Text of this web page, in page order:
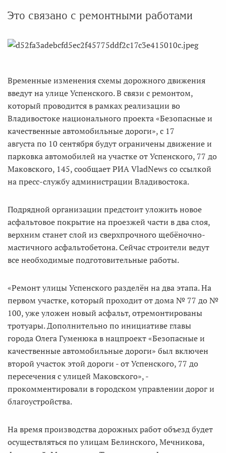
Это связано с ремонтными работами
Временные изменения схемы дорожного движения
введут на улице Успенского. В связи с ремонтом,
который проводится в рамках реализации во
Владивостоке национального проекта «Безопасные и
качественные автомобильные дороги», с 17
августа по 10 сентября будут ограничены движение и
парковка автомобилей на участке от Успенского, 77 до
Маковского, 145, сообщает РИА VladNews со ссылкой
на пресс-службу администрации Владивостока.
Подрядной организации предстоит уложить новое
асфальтовое покрытие на проезжей части в два слоя,
верхним станет слой из сверхпрочного щебёночно-
мастичного асфальтобетона. Сейчас строители ведут
все необходимые подготовительные работы.
«Ремонт улицы Успенского разделён на два этапа. На
первом участке, который проходит от дома № 77 до №
100, уже уложен новый асфальт, отремонтированы
тротуары. Дополнительно по инициативе главы
города Олега Гуменюка в нацпроект «Безопасные и
качественные автомобильные дороги» был включен
второй участок этой дороги - от Успенского, 77 до
пересечения с улицей Маковского», -
прокомментировали в городском управлении дорог и
благоустройства.
На время производства дорожных работ объезд будет
осуществляться по улицам Белинского, Мечникова,